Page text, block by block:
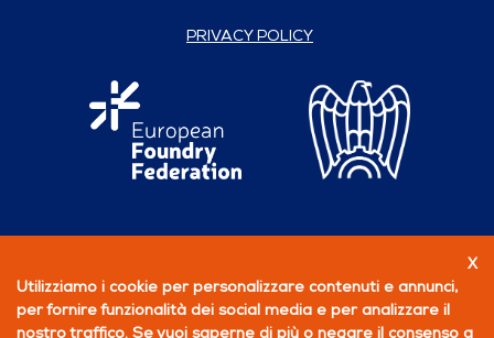
PRIVACY POLICY
PERCHÉ ASSOCIARSI
X
Utilizziamo i cookie per personalizzare contenuti e annunci,
per fornire funzionalità dei social media e per analizzare il
nostro traffico. Se vuoi saperne di più o negare il consenso a